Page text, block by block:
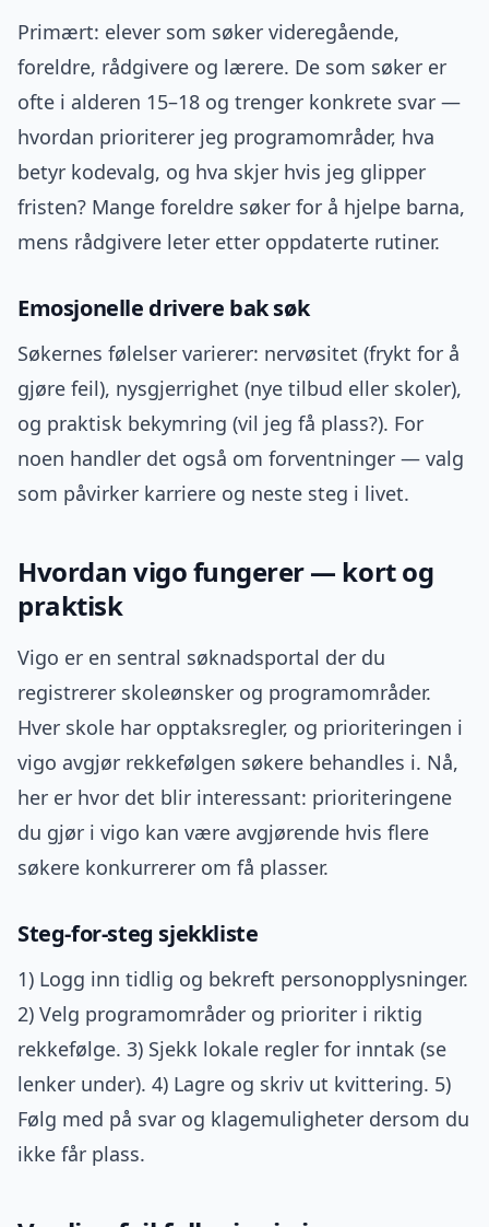
Primært: elever som søker videregående,
foreldre, rådgivere og lærere. De som søker er
ofte i alderen 15–18 og trenger konkrete svar —
hvordan prioriterer jeg programområder, hva
betyr kodevalg, og hva skjer hvis jeg glipper
fristen? Mange foreldre søker for å hjelpe barna,
mens rådgivere leter etter oppdaterte rutiner.
Emosjonelle drivere bak søk
Søkernes følelser varierer: nervøsitet (frykt for å
gjøre feil), nysgjerrighet (nye tilbud eller skoler),
og praktisk bekymring (vil jeg få plass?). For
noen handler det også om forventninger — valg
som påvirker karriere og neste steg i livet.
Hvordan vigo fungerer — kort og
praktisk
Vigo er en sentral søknadsportal der du
registrerer skoleønsker og programområder.
Hver skole har opptaksregler, og prioriteringen i
vigo avgjør rekkefølgen søkere behandles i. Nå,
her er hvor det blir interessant: prioriteringene
du gjør i vigo kan være avgjørende hvis flere
søkere konkurrerer om få plasser.
Steg-for-steg sjekkliste
1) Logg inn tidlig og bekreft personopplysninger.
2) Velg programområder og prioriter i riktig
rekkefølge. 3) Sjekk lokale regler for inntak (se
lenker under). 4) Lagre og skriv ut kvittering. 5)
Følg med på svar og klagemuligheter dersom du
ikke får plass.